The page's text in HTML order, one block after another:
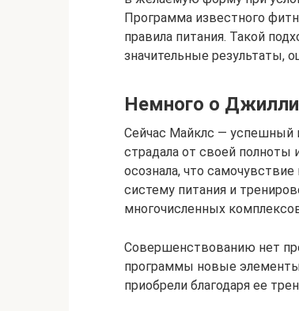
Программа известного
правила питания. Такой
значительные результаты,
Немного о
Сейчас Майклс — успешный
страдала от своей
осознала, что
систему питания и
многочисленных
Совершенствованию нет
программы новые
приобрели благодаря ее